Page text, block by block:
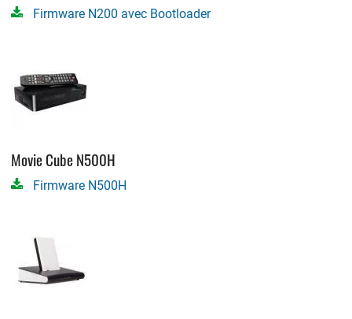
Firmware N200 avec Bootloader
Movie Cube N500H
Firmware N500H